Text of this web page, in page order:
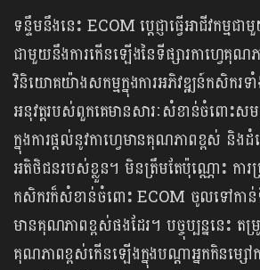
ទន្ទឹមនឹងនេះ ECOM ប្តេជ្ញាធ្វើអាជីវកម្ម
ជាមួយនឹងការកើនឡើងនៃទីផ្សារកាហ្វេគុ
វិនិយោគយ៉ាងសកម្មក្នុងការអភិវឌ្ឍន៍កសិករ
អនុវត្តរបស់ពួកគេមានសារៈសំខាន់ចំពោះស
ក្នុងការផ្តល់នូវកាហ្វេមានគុណភាពខ្ពស់
អតិថិជនរបស់ខ្លួន។ មិនត្រឹមតែប៉ុណ្ណោះ ការ
កសិករក៏សំខាន់ចំពោះ ECOM ចូលទៅកាន់
មានគុណភាពខ្ពស់ផងដែរ។ បច្ចុប្បន្ននេះ តម្រូ
គុណភាពខ្ពស់កើនឡើងក្នុងបណ្តាអ្នកកិនម្សៅ